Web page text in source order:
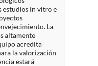
estudios in vitro e
La
altamente
acredita
la valorización
estará